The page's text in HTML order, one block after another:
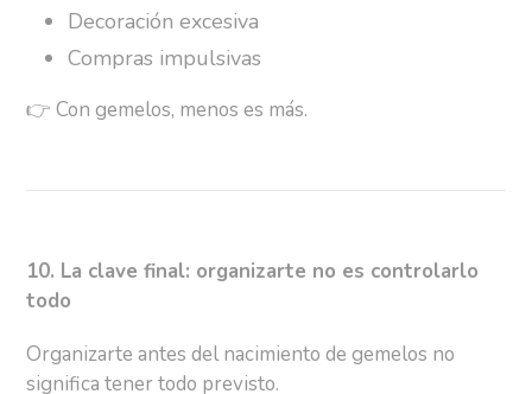
Decoración excesiva
Compras impulsivas
👉 Con gemelos, menos es más.
10. La clave final: organizarte no es controlarlo
todo
Organizarte antes del nacimiento de gemelos no
significa tener todo previsto.